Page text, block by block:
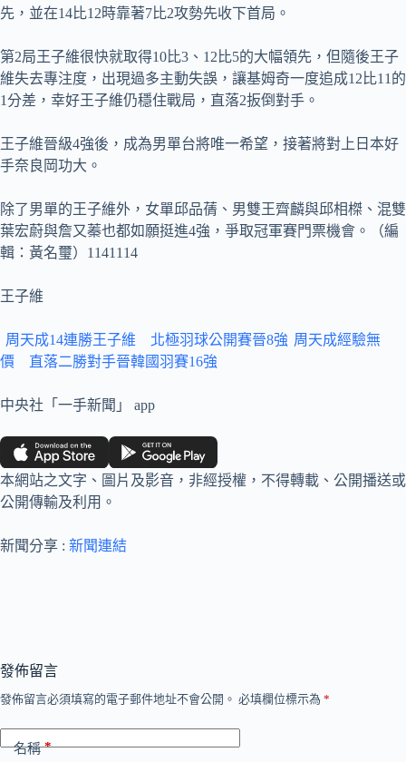
先，並在14比12時靠著7比2攻勢先收下首局。
第2局王子維很快就取得10比3、12比5的大幅領先，但隨後王子
維失去專注度，出現過多主動失誤，讓基姆奇一度追成12比11的
1分差，幸好王子維仍穩住戰局，直落2扳倒對手。
王子維晉級4強後，成為男單台將唯一希望，接著將對上日本好
手奈良岡功大。
除了男單的王子維外，女單邱品蒨、男雙王齊麟與邱相榤、混雙
葉宏蔚與詹又蓁也都如願挺進4強，爭取冠軍賽門票機會。（編
輯：黃名璽）1141114
王子維
周天成14連勝王子維 北極羽球公開賽晉8強 周天成經驗無
價 直落二勝對手晉韓國羽賽16強
中央社「一手新聞」 app
本網站之文字、圖片及影音，非經授權，不得轉載、公開播送或
公開傳輸及利用。
新聞分享 : 新聞連結
發佈留言
發佈留言必須填寫的電子郵件地址不會公開。 必填欄位標示為 *
名稱*